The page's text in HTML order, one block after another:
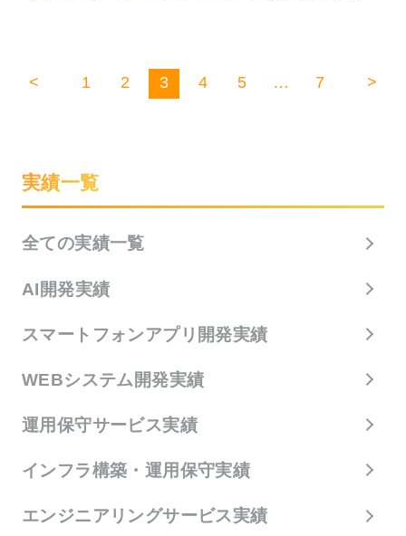
< 1 2 3 4 5 … 7 >
実績一覧
全ての実績一覧
AI開発実績
スマートフォンアプリ開発実績
WEBシステム開発実績
運用保守サービス実績
インフラ構築・運用保守実績
エンジニアリングサービス実績